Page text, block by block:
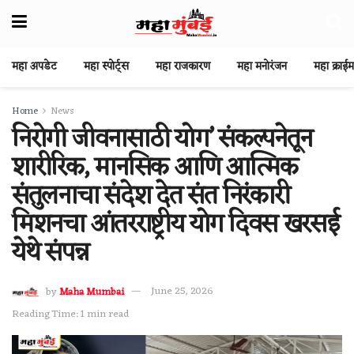
महा अपडेट महा स्पोर्ट्स महा राजकारण महा मनोरंजन महा क्राईम
Home News
निरोगी जीवनासाठी योग’ संकल्पनेतून
शारीरिक, मानसिक आणि आत्मिक
संतुलनाचा संदेश देत संत निरंकारी
मिशनचा आंतरराष्ट्रीय योग दिवस खरसई
येथे संपन्न
byMaha Mumbai
June 25, 2026
Reading Time: 1 min read